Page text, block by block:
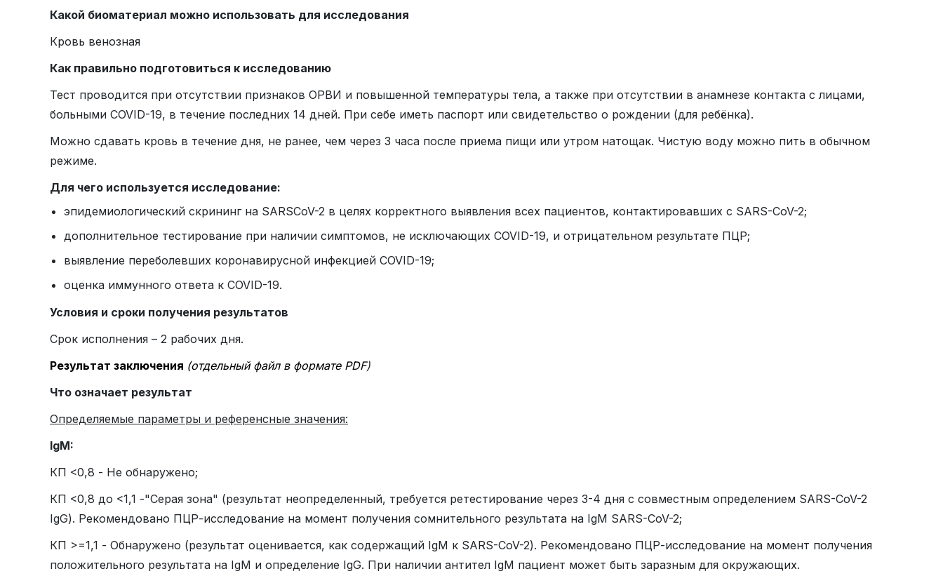
Какой биоматериал можно использовать для исследования
Кровь венозная
Как правильно подготовиться к исследованию
Тест проводится при отсутствии признаков ОРВИ и повышенной температуры тела, а также при отсутствии в анамнезе контакта с лицами,
больными COVID-19, в течение последних 14 дней. При себе иметь паспорт или свидетельство о рождении (для ребёнка).
Можно сдавать кровь в течение дня, не ранее, чем через 3 часа после приема пищи или утром натощак. Чистую воду можно пить в обычном
режиме.
Для чего используется исследование:
эпидемиологический скрининг на SARSCoV-2 в целях корректного выявления всех пациентов, контактировавших с SARS-CoV-2;
дополнительное тестирование при наличии симптомов, не исключающих COVID-19, и отрицательном результате ПЦР;
выявление переболевших коронавирусной инфекцией COVID-19;
оценка иммунного ответа к COVID-19.
Условия и сроки получения результатов
Срок исполнения – 2 рабочих дня.
Результат заключения (отдельный файл в формате PDF)
Что означает результат
Определяемые параметры и референсные значения:
IgM:
КП <0,8 - Не обнаружено;
КП <0,8 до <1,1 -"Серая зона" (результат неопределенный, требуется ретестирование через 3-4 дня с совместным определением SARS-CoV-2
IgG). Рекомендовано ПЦР-исследование на момент получения сомнительного результата на IgM SARS-CoV-2;
КП >=1,1 - Обнаружено (результат оценивается, как содержащий IgМ к SARS-CoV-2). Рекомендовано ПЦР-исследование на момент получения
положительного результата на IgM и определение IgG. При наличии антител IgM пациент может быть заразным для окружающих.